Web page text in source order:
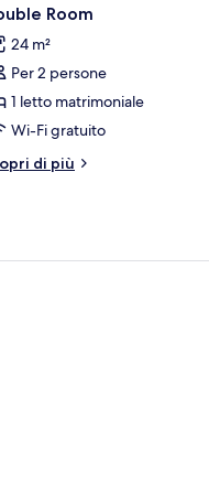
1 Room
24 m²
Per 2 persone
1 letto matrimoniale
Wi-Fi gratuito
di più
due poltrone, un tavolino,